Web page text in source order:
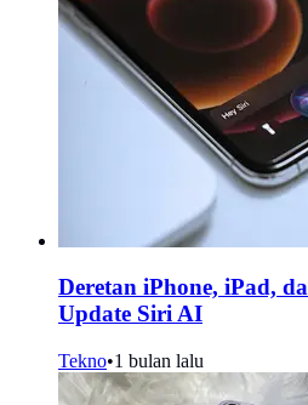
Deretan iPhone, iPad,
Update Siri AI
Tekno•1 bulan lalu